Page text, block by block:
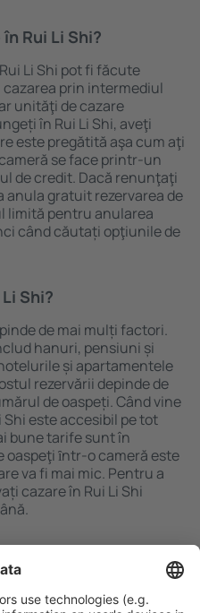
Rui Li Shi?
Li Shi pot fi făcute
prin intermediul
unităţi de cazare
în Rui Li Shi, aveţi
este pregătită aşa cum aţi
se face printr-un
de credit. Dacă renunţaţi
anula gratuit rezervarea de
limită pentru anularea
când căutați opţiunile de
Shi?
de mai mulți factori.
hanuri, pensiuni și
și apartamentele
rezervării depinde de
de oaspeți. Când vine
Shi este accesibil pe tot
bune tarife sunt în
oaspeţi ȋntr-o cameră este
va fi mai mic. Pentru a
cazare în Rui Li Shi